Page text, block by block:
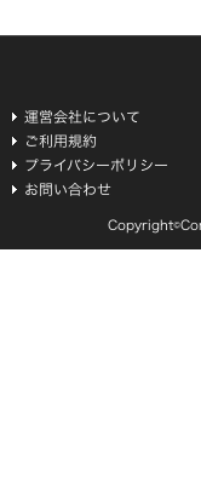
運営会社について
ご利用規約
プライバシーポリシー
お問い合わせ